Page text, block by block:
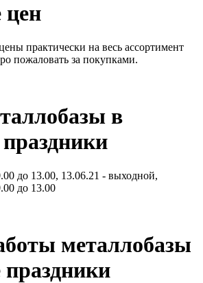
практически на весь ассортимент
пожаловать за покупками.
в
до 13.00, 13.06.21 - выходной,
до 13.00
металлобазы